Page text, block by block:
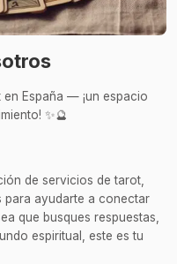
España — ¡un espacio
✨🔮
de servicios de tarot,
para ayudarte a conectar
que busques respuestas,
espiritual, este es tu